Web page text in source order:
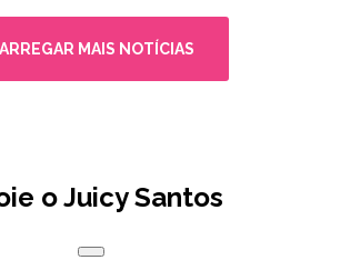
MAIS NOTÍCIAS
o Juicy Santos